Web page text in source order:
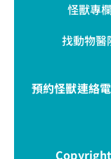
怪獸專欄
找動物醫
預約怪獸連絡